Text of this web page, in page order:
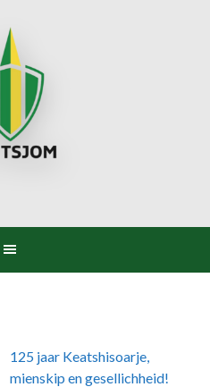
125 jaar Keatshisoarje,
mienskip en gesellichheid!